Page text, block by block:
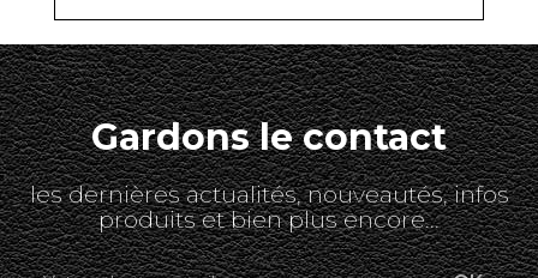
Gardons le contact
les dernières actualités, nouveautés, infos
produits et bien plus encore...